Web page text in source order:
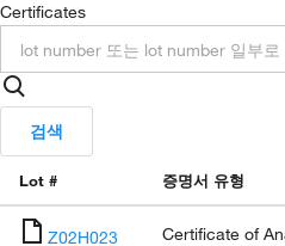
Certificates
검색
Lot # 증명서 유형
Z02H023 Certificate of